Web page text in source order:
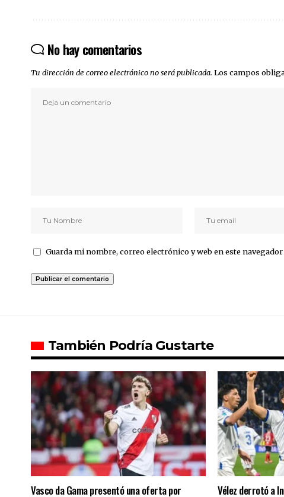
No hay comentarios
Tu dirección de correo electrónico no será publicada. Los campos
Guarda mi nombre, correo electrónico y web en este
También Podría Gustarte
Vasco da Gama presentó una oferta por
Vélez derrotó a